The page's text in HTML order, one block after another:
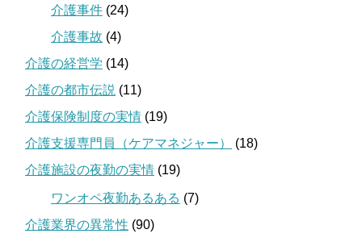
介護事件 (24)
介護事故 (4)
介護の経営学 (14)
介護の都市伝説 (11)
介護保険制度の実情 (19)
介護支援専門員（ケアマネジャー）
(18)
介護施設の夜勤の実情 (19)
ワンオペ夜勤あるある (7)
介護業界の異常性 (90)